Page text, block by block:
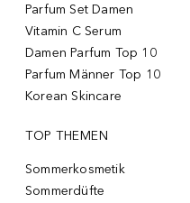
Parfum Set Damen
Vitamin C Serum
Damen Parfum Top 10
Parfum Männer Top 10
Korean Skincare
TOP THEMEN
Sommerkosmetik
Sommerdüfte